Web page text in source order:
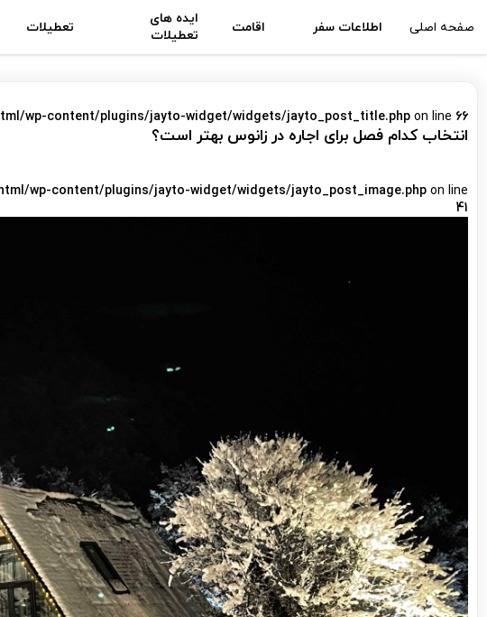
صفحه اصلی اطلاعات سفر اقامت
ایده های
تعطیلات
تعطیلات
wp-content/plugins/jayto-widget/widgets/jayto_post_title.php on line 66
انتخاب کدام فصل برای اجاره در زانوس بهتر است؟
wp-content/plugins/jayto-widget/widgets/jayto_post_image.php on line
41